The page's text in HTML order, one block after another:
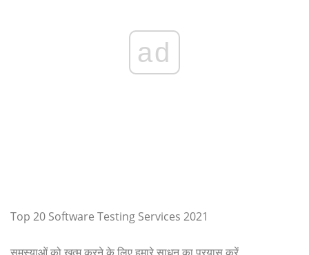
ad
Top 20 Software Testing Services 2021